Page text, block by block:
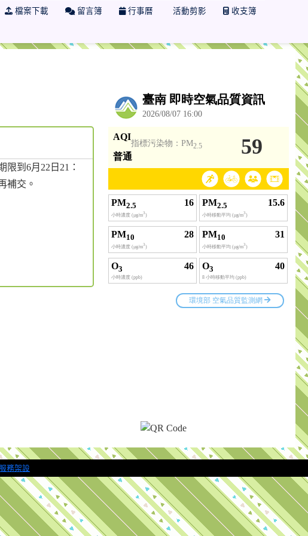
檔案下載 留言簿 行事曆 活動剪影 收支簿
到6月22日21：
補交。
務架設